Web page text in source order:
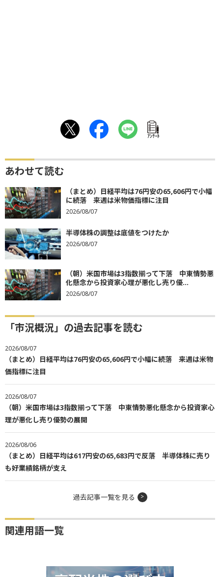
ｱﾝｹｰﾄ
あわせて読む
（まとめ）日経平均は76円安の65,606円で小幅
に続落 来週は米物価指標に注目
2026/08/07
半導体株の調整は底値をつけたか
2026/08/07
（朝）米国市場は3指数揃って下落 中東情勢悪
化懸念から投資家心理が悪化し売り優...
2026/08/07
「市況概況」の過去記事を読む
2026/08/07
（まとめ）日経平均は76円安の65,606円で小幅に続落 来週は米物
価指標に注目
2026/08/07
（朝）米国市場は3指数揃って下落 中東情勢悪化懸念から投資家心
理が悪化し売り優勢の展開
2026/08/06
（まとめ）日経平均は617円安の65,683円で反落 半導体株に売り
も好業績銘柄が支え
過去記事一覧を見る
関連用語一覧